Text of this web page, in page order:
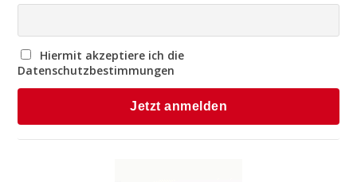
Hiermit akzeptiere ich die
Datenschutzbestimmungen